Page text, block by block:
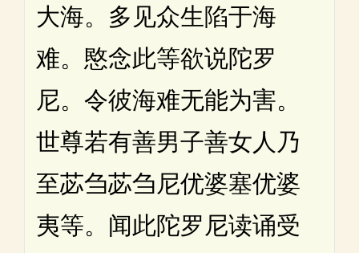
大海。多见众生陷于海
难。愍念此等欲说陀罗
尼。令彼海难无能为害。
世尊若有善男子善女人乃
至苾刍苾刍尼优婆塞优婆
夷等。闻此陀罗尼读诵受